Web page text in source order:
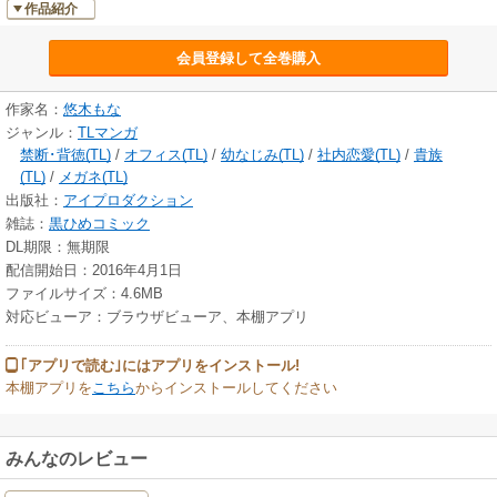
作品紹介
会員登録して全巻購入
作家名： 悠木もな
ジャンル： TLマンガ
禁断･背徳(TL) / オフィス(TL) / 幼なじみ(TL) / 社内恋愛(TL) / 貴族
(TL) / メガネ(TL)
出版社： アイプロダクション
雑誌： 黒ひめコミック
DL期限：無期限
配信開始日：2016年4月1日
ファイルサイズ：4.6MB
対応ビューア：ブラウザビューア、本棚アプリ
｢アプリで読む｣にはアプリをインストール!
本棚アプリをこちらからインストールしてください
みんなのレビュー